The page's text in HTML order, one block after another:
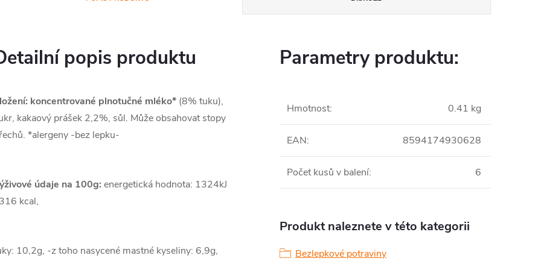
popis produktu
koncentrované plnotučné mléko* (8% tuku),
kakaový prášek 2,2%, sůl. Může obsahovat stopy
*alergeny -bez lepku-
údaje na 100g: energetická hodnota: 1324kJ
kcal,
10,2g, -z toho nasycené mastné kyseliny: 6,9g,
Parametry produktu:
Hmotnost: 0.41 kg
EAN: 8594174930628
Počet kusů v balení: 6
Produkt naleznete v této kategorii
Bezlepkové potraviny